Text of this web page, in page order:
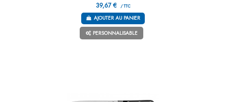
39,67 € / TTC
AJOUTER AU PANIER
PERSONNALISABLE